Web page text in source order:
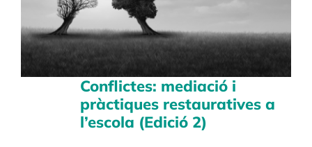
Conflictes: mediació i
pràctiques restauratives a
l’escola (Edició 2)